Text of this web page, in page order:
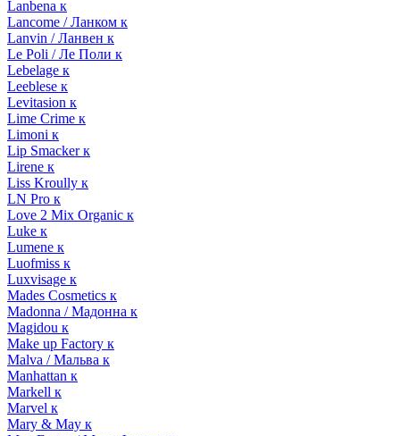
Lanbena к
Lancome / Ланком к
Lanvin / Ланвен к
Le Poli / Ле Поли к
Lebelage к
Leeblese к
Levitasion к
Lime Crime к
Limoni к
Lip Smacker к
Lirene к
Liss Kroully к
LN Pro к
Love 2 Mix Organic к
Luke к
Lumene к
Luofmiss к
Luxvisage к
Mades Cosmetics к
Madonna / Мадонна к
Magidou к
Make up Factory к
Malva / Мальва к
Manhattan к
Markell к
Marvel к
Mary & May к